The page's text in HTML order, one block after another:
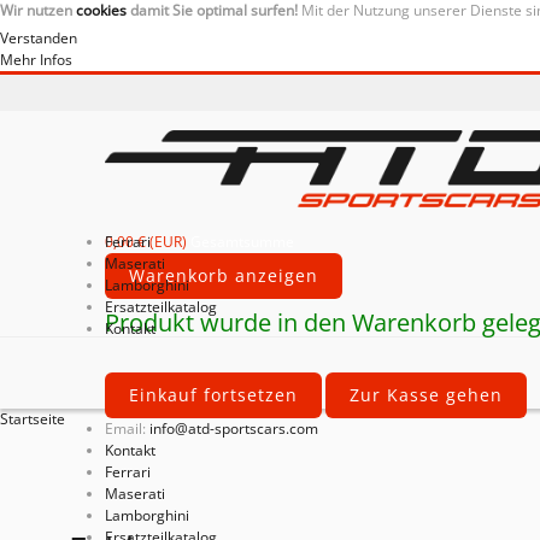
Wir nutzencookiesdamit Sie optimal surfen! Mit der Nutzung unserer Dienste
Verstanden
Mehr Infos
0,00 € (EUR)
Warenkorb anzeigen
Produkt wurde in den Warenkorb
Einkauf fortsetzen Zur Kasse gehen
Email: info@atd-sportscars.com
Kontakt
Ferrari
Maserati
Lamborghini
Ferrari
Maserati
Lamborghini
Ersatzteilkatalog
Kontakt
Startseite